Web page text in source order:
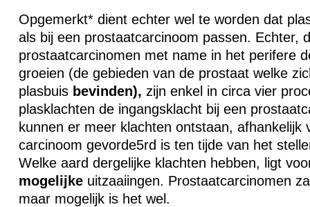
Opgemerkt* dient echter wel te worden dat
als bij een prostaatcarcinoom passen. Echter,
prostaatcarcinomen met name in het perifere
groeien (de gebieden van de prostaat welke
plasbuis bevinden), zijn enkel in circa vier
plasklachten de ingangsklacht bij een
kunnen er meer klachten ontstaan, afhankelijk
carcinoom gevorde5rd is ten tijde van het
Welke aard dergelijke klachten hebben, ligt
mogelijkeuitzaaiingen. Prostaatcarcinomen
maar mogelijk is het wel.